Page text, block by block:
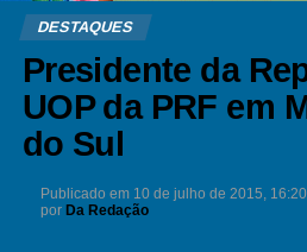
DESTAQUES
Presidente da
UOP da PRF em
do Sul
Publicado em 10 de julho de 2015, 16:20
por Da Redação